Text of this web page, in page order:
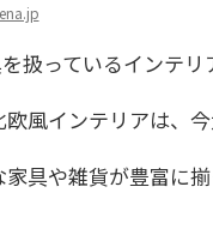
っているインテリ
風インテリアは、今
具や雑貨が豊富に